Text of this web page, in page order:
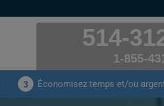
514-
1-855-
3 Économisez temps et/ou